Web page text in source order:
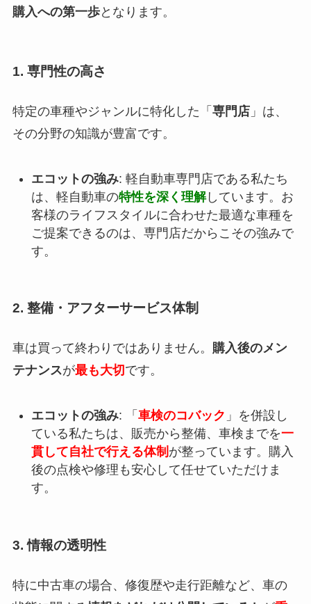
購入への第一歩となります。
1. 専門性の高さ
特定の車種やジャンルに特化した「 専門店」は、
その分野の知識が豊富です。
エコットの強み: 軽自動車専門店である私たち
は、軽自動車の特性を深く理解しています。お
客様のライフスタイルに合わせた最適な車種を
ご提案できるのは、専門店だからこその強みで
す。
2. 整備・アフターサービス体制
車は買って終わりではありません。 購入後のメン
テナンスが最も大切 です。
エコットの強み: 「 車検のコバック 」を併設し
ている私たちは、販売から整備、車検までを一
貫して自社で行える体制 が整っています。購入
後の点検や修理も安心して任せていただけま
す。
3. 情報の透明性
特に中古車の場合、修復歴や走行距離など、車の